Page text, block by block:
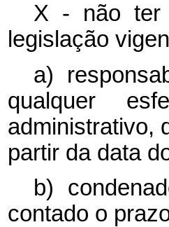
X - não ter
legislação
a)
qualquer
administrativo,
partir da data
b)
contado o